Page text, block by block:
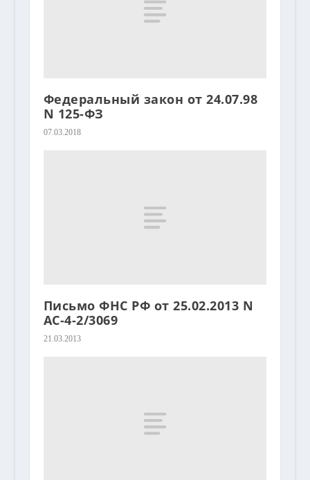
Федеральный закон от 24.07.98
N 125-ФЗ
07.03.2018
Письмо ФНС РФ от 25.02.2013 N
АС-4-2/3069
21.03.2013